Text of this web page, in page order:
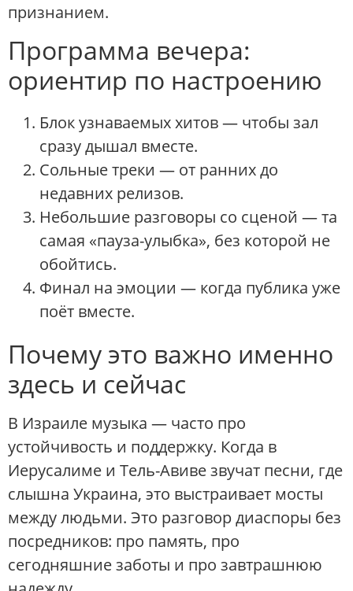
признанием.
Программа вечера:
ориентир по настроению
Блок узнаваемых хитов — чтобы зал
сразу дышал вместе.
Сольные треки — от ранних до
недавних релизов.
Небольшие разговоры со сценой — та
самая «пауза-улыбка», без которой не
обойтись.
Финал на эмоции — когда публика уже
поёт вместе.
Почему это важно именно
здесь и сейчас
В Израиле музыка — часто про
устойчивость и поддержку. Когда в
Иерусалиме и Тель-Авиве звучат песни, где
слышна Украина, это выстраивает мосты
между людьми. Это разговор диаспоры без
посредников: про память, про
сегодняшние заботы и про завтрашнюю